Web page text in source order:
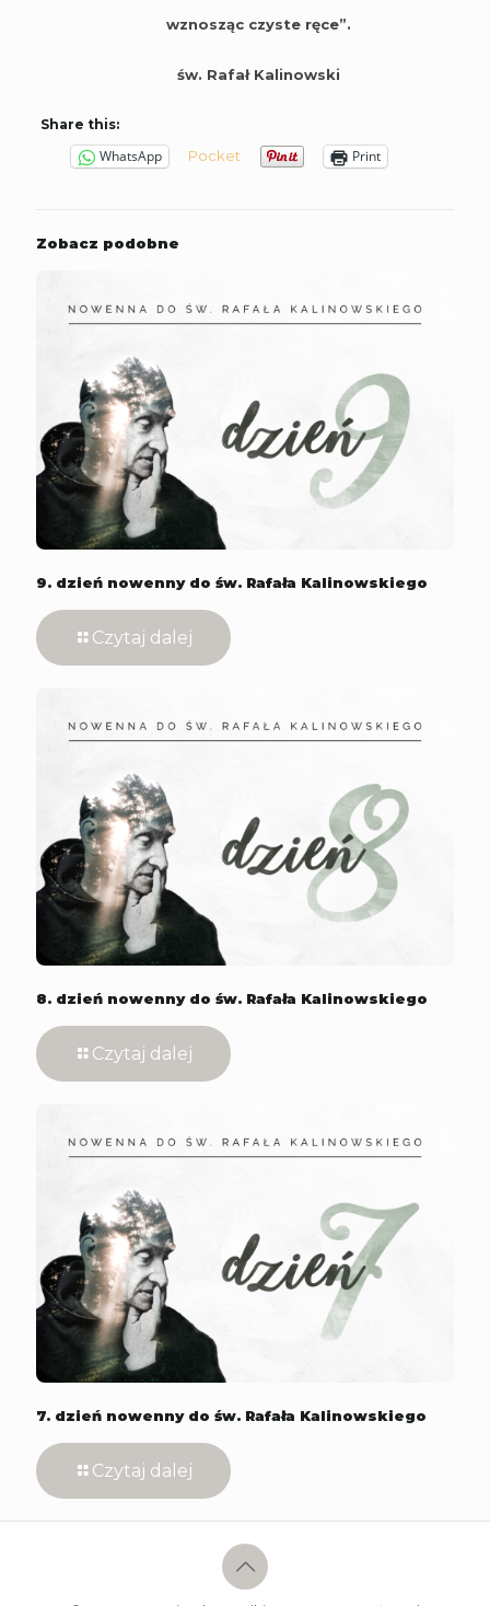
wznosząc czyste ręce”.
św. Rafał Kalinowski
Share this:
WhatsApp Pocket Print
Zobacz podobne
9. dzień nowenny do św. Rafała Kalinowskiego
Czytaj dalej
8. dzień nowenny do św. Rafała Kalinowskiego
Czytaj dalej
7. dzień nowenny do św. Rafała Kalinowskiego
Czytaj dalej